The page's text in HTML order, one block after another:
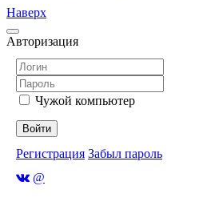
Наверх
Авторизация
Чужой компьютер
Войти
Регистрация Забыл пароль
@